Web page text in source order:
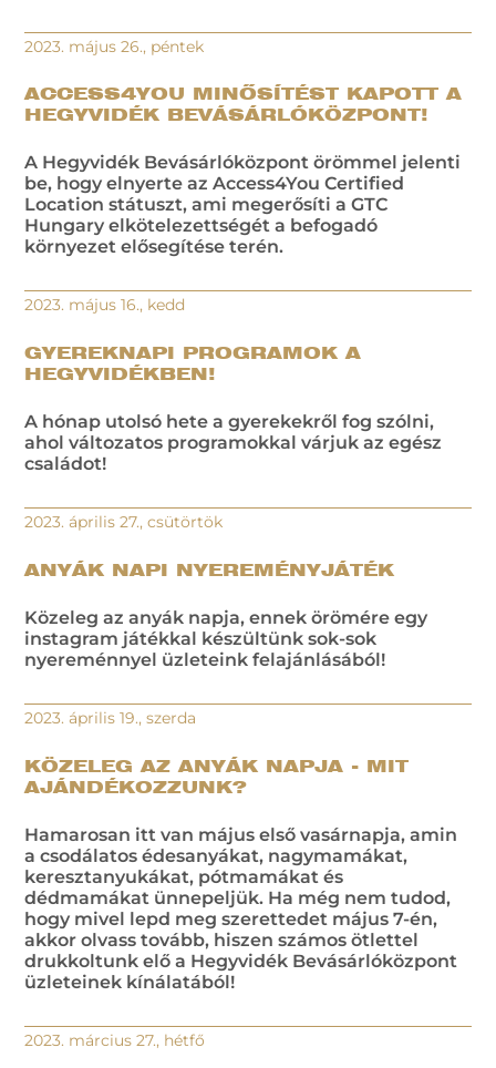
2023. május 26., péntek
ACCESS4YOU MINŐSÍTÉST KAPOTT A
HEGYVIDÉK BEVÁSÁRLÓKÖZPONT!
A Hegyvidék Bevásárlóközpont örömmel jelenti
be, hogy elnyerte az Access4You Certified
Location státuszt, ami megerősíti a GTC
Hungary elkötelezettségét a befogadó
környezet elősegítése terén.
2023. május 16., kedd
GYEREKNAPI PROGRAMOK A
HEGYVIDÉKBEN!
A hónap utolsó hete a gyerekekről fog szólni,
ahol változatos programokkal várjuk az egész
családot!
2023. április 27., csütörtök
ANYÁK NAPI NYEREMÉNYJÁTÉK
Közeleg az anyák napja, ennek örömére egy
instagram játékkal készültünk sok-sok
nyereménnyel üzleteink felajánlásából!
2023. április 19., szerda
KÖZELEG AZ ANYÁK NAPJA - MIT
AJÁNDÉKOZZUNK?
Hamarosan itt van május első vasárnapja, amin
a csodálatos édesanyákat, nagymamákat,
keresztanyukákat, pótmamákat és
dédmamákat ünnepeljük. Ha még nem tudod,
hogy mivel lepd meg szerettedet május 7-én,
akkor olvass tovább, hiszen számos ötlettel
drukkoltunk elő a Hegyvidék Bevásárlóközpont
üzleteinek kínálatából!
2023. március 27., hétfő